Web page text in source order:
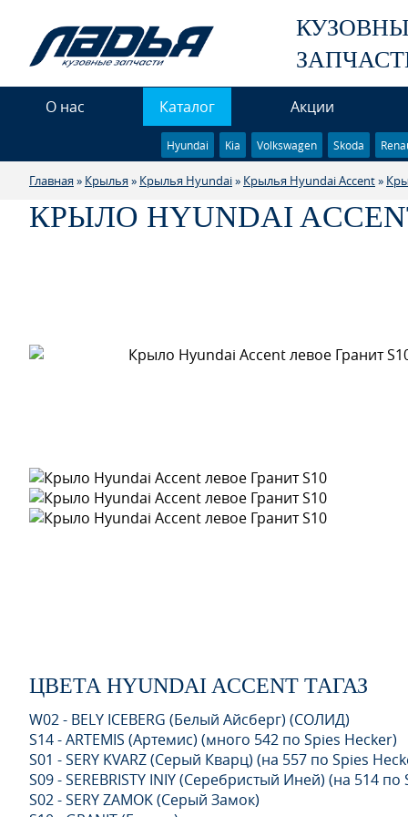
О нас Каталог Акции
Hyundai Kia Volkswagen Skoda
Главная » Крылья » Крылья Hyundai» Крылья Hyundai Accent»
КРЫЛО HYUNDAI
ЦВЕТА HYUNDAI ACCENT ТАГАЗ
W02 - BELY ICEBERG (Белый Айсберг) (СОЛИД)
S14 - ARTEMIS (Артемис) (много 542 по Spies Hecker)
S01 - SERY KVARZ (Серый Кварц) (на 557 по Spies
S09 - SEREBRISTY INIY (Серебристый Иней) (на 514 по
S02 - SERY ZAMOK (Серый Замок)